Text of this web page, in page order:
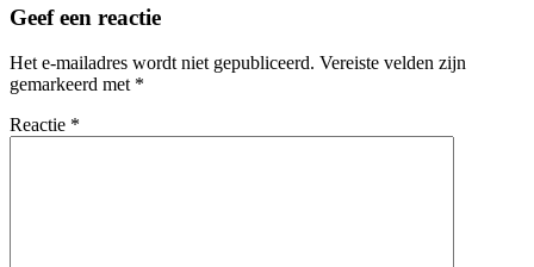
Geef een reactie
Het e-mailadres wordt niet gepubliceerd. Vereiste velden zijn
gemarkeerd met *
Reactie *